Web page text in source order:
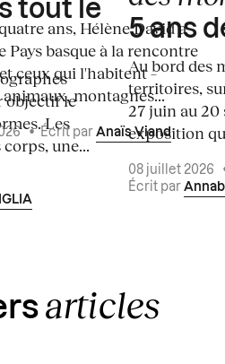
tout le
objectif le
Les
une...
ans, Hélène David a
Pays basque à la rencontre
ceux qui l'habitent –
montagnes...
•Écrit par Anaïs Viand
5 ans
Au bord des
territoires,
27 juin au 20
exposition
08 juillet 2026
Écrit par
articles